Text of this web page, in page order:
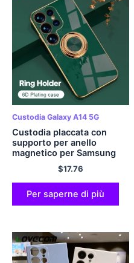
Custodia Galaxy A14 5G
Custodia placcata con
supporto per anello
magnetico per Samsung
Galaxy S23 S22 S21 S20
Plus Nota 20 Copertina
morbida Ultra A54 A53
A52 A33 A73 A14
$17.76
Per saperne di più